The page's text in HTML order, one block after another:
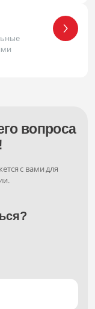
вопроса
!
с вами для